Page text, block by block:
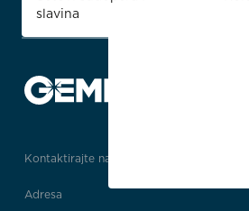
slavina
Kontaktirajte nas
Adresa